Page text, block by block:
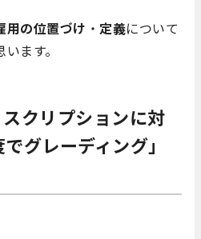
用の位置づけ ・ 定義について
ます。
クリプションに対
グレーディング」